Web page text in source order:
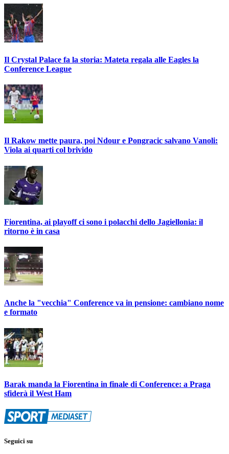
Il Crystal Palace fa la storia: Mateta regala alle Eagles la
Conference League
Il Rakow mette paura, poi Ndour e Pongracic salvano Vanoli:
Viola ai quarti col brivido
Fiorentina, ai playoff ci sono i polacchi dello Jagiellonia: il
ritorno è in casa
Anche la "vecchia" Conference va in pensione: cambiano nome
e formato
Barak manda la Fiorentina in finale di Conference: a Praga
sfiderà il West Ham
Seguici su